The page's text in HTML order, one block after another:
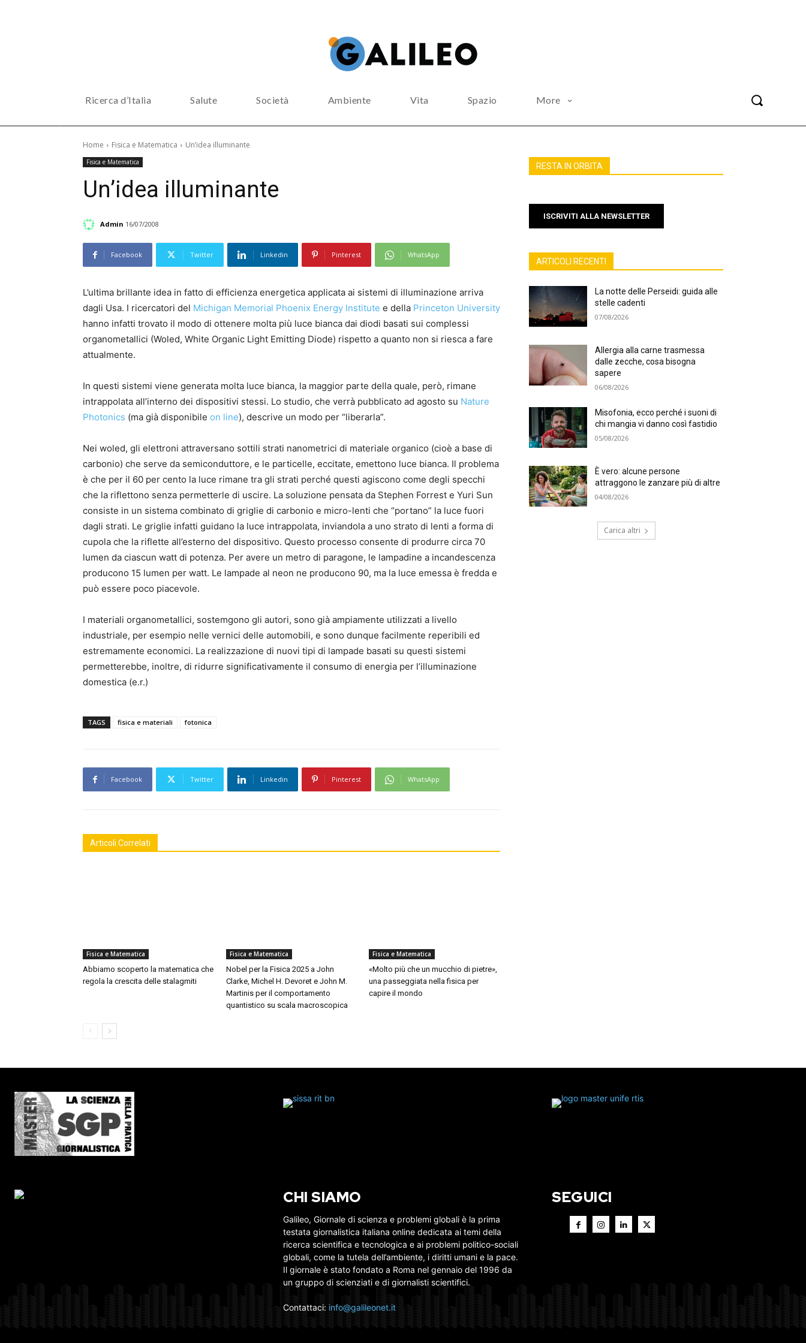
Ricerca d’Italia Salute Società Ambiente Vita Spazio More
Home Fisica e Matematica Un’idea illuminante
Fisica e Matematica
Un’idea illuminante
Admin 16/07/2008
Facebook Twitter Linkedin Pinterest WhatsApp
L’ultima brillante idea in fatto di efficienza energetica applicata ai sistemi di illuminazione arriva
dagli Usa. I ricercatori del Michigan Memorial Phoenix Energy Institute e della Princeton University
hanno infatti trovato il modo di ottenere molta più luce bianca dai diodi basati sui complessi
organometallici (Woled, White Organic Light Emitting Diode) rispetto a quanto non si riesca a fare
attualmente.
In questi sistemi viene generata molta luce bianca, la maggior parte della quale, però, rimane
intrappolata all’interno dei dispositivi stessi. Lo studio, che verrà pubblicato ad agosto su Nature
Photonics (ma già disponibile on line), descrive un modo per “liberarla”.
Nei woled, gli elettroni attraversano sottili strati nanometrici di materiale organico (cioè a base di
carbonio) che serve da semiconduttore, e le particelle, eccitate, emettono luce bianca. Il problema
è che per il 60 per cento la luce rimane tra gli strati perché questi agiscono come degli specchi
che la riflettono senza permetterle di uscire. La soluzione pensata da Stephen Forrest e Yuri Sun
consiste in un sistema combinato di griglie di carbonio e micro-lenti che “portano” la luce fuori
dagli strati. Le griglie infatti guidano la luce intrappolata, inviandola a uno strato di lenti a forma di
cupola che la riflette all’esterno del dispositivo. Questo processo consente di produrre circa 70
lumen da ciascun watt di potenza. Per avere un metro di paragone, le lampadine a incandescenza
producono 15 lumen per watt. Le lampade al neon ne producono 90, ma la luce emessa è fredda e
può essere poco piacevole.
I materiali organometallici, sostemgono gli autori, sono già ampiamente utilizzati a livello
industriale, per esempio nelle vernici delle automobili, e sono dunque facilmente reperibili ed
estremamente economici. La realizzazione di nuovi tipi di lampade basati su questi sistemi
permetterebbe, inoltre, di ridurre significativamente il consumo di energia per l’illuminazione
domestica (e.r.)
TAGS fisica e materiali fotonica
Facebook Twitter Linkedin Pinterest WhatsApp
Articoli Correlati
Fisica e Matematica
Abbiamo scoperto la matematica che
regola la crescita delle stalagmiti
Fisica e Matematica
Nobel per la Fisica 2025 a John
Clarke, Michel H. Devoret e John M.
Martinis per il comportamento
quantistico su scala macroscopica
Fisica e Matematica
«Molto più che un mucchio di pietre»,
una passeggiata nella fisica per
capire il mondo
RESTA IN ORBITA
ISCRIVITI ALLA NEWSLETTER
ARTICOLI RECENTI
La notte delle Perseidi: guida alle
stelle cadenti
07/08/2026
Allergia alla carne trasmessa
dalle zecche, cosa bisogna
sapere
06/08/2026
Misofonia, ecco perché i suoni di
chi mangia vi danno così fastidio
05/08/2026
È vero: alcune persone
attraggono le zanzare più di altre
04/08/2026
Carica altri
CHI SIAMO
Galileo, Giornale di scienza e problemi globali è la prima
testata giornalistica italiana online dedicata ai temi della
ricerca scientifica e tecnologica e ai problemi politico-sociali
globali, come la tutela dell’ambiente, i diritti umani e la pace.
Il giornale è stato fondato a Roma nel gennaio del 1996 da
un gruppo di scienziati e di giornalisti scientifici.
Contattaci: info@galileonet.it
SEGUICI